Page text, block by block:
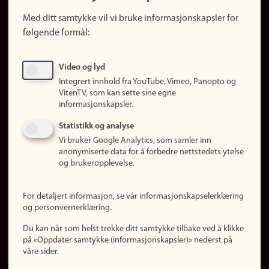
Finn studier
Ledige stillinger
Om nettstedet
Informasjonskapsler
Personvern
Logg inn
Med ditt samtykke vil vi bruke informasjonskapsler for
følgende formål:
Video og lyd
Integrert innhold fra YouTube, Vimeo, Panopto og
VitenTV, som kan sette sine egne
informasjonskapsler.
Statistikk og analyse
Vi bruker Google Analytics, som samler inn
anonymiserte data for å forbedre nettstedets ytelse
og brukeropplevelse.
For detaljert informasjon, se vår informasjonskapselerklæring
og personvernerklæring.
Du kan når som helst trekke ditt samtykke tilbake ved å klikke
på «Oppdater samtykke (informasjonskapsler)» nederst på
våre sider.